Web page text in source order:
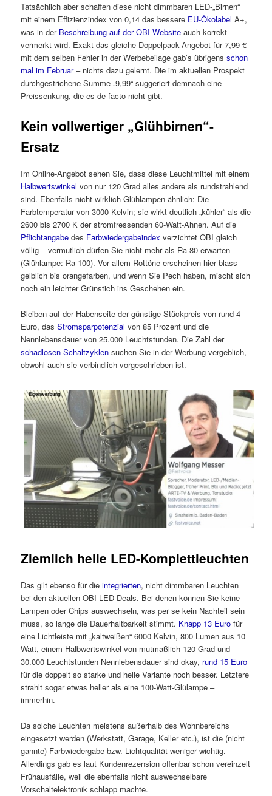
Tatsächlich aber schaffen diese nicht dimmbaren LED-„Birnen“
mit einem Effizienzindex von 0,14 das bessere EU-Ökolabel A+,
was in der Beschreibung auf der OBI-Website auch korrekt
vermerkt wird. Exakt das gleiche Doppelpack-Angebot für 7,99 €
mit dem selben Fehler in der Werbebeilage gab’s übrigensschon
mal im Februar– nichts dazu gelernt. Die im aktuellen Prospekt
durchgestrichene Summe „9,99“ suggeriert demnach eine
Preissenkung, die es de facto nicht gibt.
Kein vollwertiger „Glühbirnen“-
Ersatz
Im Online-Angebot sehen Sie, dass diese Leuchtmittel mit einem
Halbwertswinkel von nur 120 Grad alles andere als rundstrahlend
sind. Ebenfalls nicht wirklich Glühlampen-ähnlich: Die
Farbtemperatur von 3000 Kelvin; sie wirkt deutlich „kühler“ als die
2600 bis 2700 K der stromfressenden 60-Watt-Ahnen. Auf die
Pflichtangabe des Farbwiedergabeindex verzichtet OBI gleich
völlig – vermutlich dürfen Sie nicht mehr als Ra 80 erwarten
(Glühlampe: Ra 100). Vor allem Rottöne erscheinen hier blass-
gelblich bis orangefarben, und wenn Sie Pech haben, mischt sich
noch ein leichter Grünstich ins Geschehen ein.
Bleiben auf der Habenseite der günstige Stückpreis von rund 4
Euro, dasStromsparpotenzial von 85 Prozent und die
Nennlebensdauer von 25.000 Leuchtstunden. Die Zahl der
schadlosen Schaltzyklen suchen Sie in der Werbung vergeblich,
obwohl auch sie verbindlich vorgeschrieben ist.
Ziemlich helle LED-Komplettleuchten
Das gilt ebenso für dieintegrierten, nicht dimmbaren Leuchten
bei den aktuellen OBI-LED-Deals. Bei denen können Sie keine
Lampen oder Chips auswechseln, was per se kein Nachteil sein
muss, so lange die Dauerhaltbarkeit stimmt. Knapp 13 Euro für
eine Lichtleiste mit „kaltweißen“ 6000 Kelvin, 800 Lumen aus 10
Watt, einem Halbwertswinkel von mutmaßlich 120 Grad und
30.000 Leuchtstunden Nennlebensdauer sind okay, rund 15 Euro
für die doppelt so starke und helle Variante noch besser. Letztere
strahlt sogar etwas heller als eine 100-Watt-Glülampe –
immerhin.
Da solche Leuchten meistens außerhalb des Wohnbereichs
eingesetzt werden (Werkstatt, Garage, Keller etc.), ist die (nicht
gannte) Farbwiedergabe bzw. Lichtqualität weniger wichtig.
Allerdings gab es laut Kundenrezension offenbar schon vereinzelt
Frühausfälle, weil die ebenfalls nicht auswechselbare
Vorschaltelektronik schlapp machte.